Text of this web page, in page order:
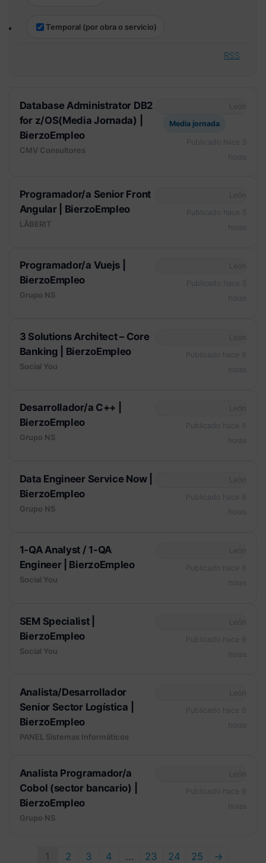
Temporal (por obra o servicio)
RSS
Database Administrator DB2
for z/OS(Media Jornada) |
BierzoEmpleo
CMV Consultores
León
Media jornada
Publicado hace 5
horas
Programador/a Senior Front
Angular | BierzoEmpleo
LÃBERIT
León
Publicado hace 5
horas
Programador/a Vuejs |
BierzoEmpleo
Grupo NS
León
Publicado hace 5
horas
3 Solutions Architect – Core
Banking | BierzoEmpleo
Social You
León
Publicado hace 6
horas
Desarrollador/a C++ |
BierzoEmpleo
Grupo NS
León
Publicado hace 6
horas
Data Engineer Service Now |
BierzoEmpleo
Grupo NS
León
Publicado hace 6
horas
1-QA Analyst / 1-QA
Engineer | BierzoEmpleo
Social You
León
Publicado hace 6
horas
SEM Specialist |
BierzoEmpleo
Social You
León
Publicado hace 6
horas
Analista/Desarrollador
Senior Sector Logística |
BierzoEmpleo
PANEL Sistemas Informáticos
León
Publicado hace 6
horas
Analista Programador/a
Cobol (sector bancario) |
BierzoEmpleo
Grupo NS
León
Publicado hace 6
horas
1 2 3 4 ... 23 24 25 →